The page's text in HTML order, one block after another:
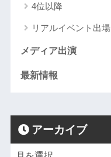
4位以降
リアルイベント出場
メディア出演
最新情報
アーカイブ